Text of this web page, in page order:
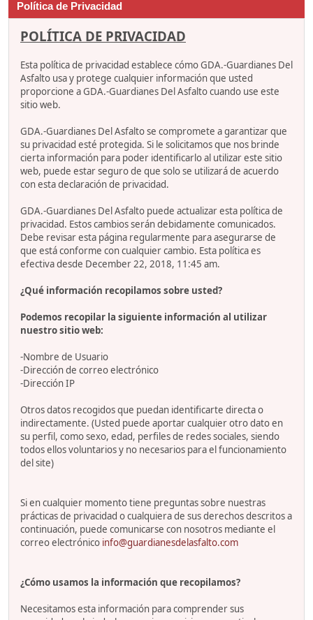
Política de Privacidad
POLÍTICA DE PRIVACIDAD
Esta política de privacidad establece cómo GDA.-Guardianes Del
Asfalto usa y protege cualquier información que usted
proporcione a GDA.-Guardianes Del Asfalto cuando use este
sitio web.
GDA.-Guardianes Del Asfalto se compromete a garantizar que
su privacidad esté protegida. Si le solicitamos que nos brinde
cierta información para poder identificarlo al utilizar este sitio
web, puede estar seguro de que solo se utilizará de acuerdo
con esta declaración de privacidad.
GDA.-Guardianes Del Asfalto puede actualizar esta política de
privacidad. Estos cambios serán debidamente comunicados.
Debe revisar esta página regularmente para asegurarse de
que está conforme con cualquier cambio. Esta política es
efectiva desde December 22, 2018, 11:45 am.
¿Qué información recopilamos sobre usted?
Podemos recopilar la siguiente información al utilizar
nuestro sitio web:
-Nombre de Usuario
-Dirección de correo electrónico
-Dirección IP
Otros datos recogidos que puedan identificarte directa o
indirectamente. (Usted puede aportar cualquier otro dato en
su perfil, como sexo, edad, perfiles de redes sociales, siendo
todos ellos voluntarios y no necesarios para el funcionamiento
del site)
Si en cualquier momento tiene preguntas sobre nuestras
prácticas de privacidad o cualquiera de sus derechos descritos a
continuación, puede comunicarse con nosotros mediante el
correo electrónico info@guardianesdelasfalto.com
¿Cómo usamos la información que recopilamos?
Necesitamos esta información para comprender sus